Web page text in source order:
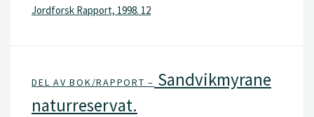
Jordforsk Rapport, 1998. 12
DEL AV BOK/RAPPORT – Sandvikmyrane
naturreservat.